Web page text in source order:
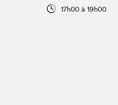
Vidéos et balados17h00 à 19h00